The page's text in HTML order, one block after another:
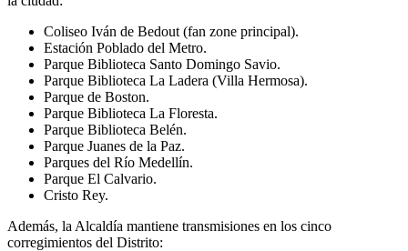
Coliseo Iván de Bedout (fan zone principal).
Estación Poblado del Metro.
Parque Biblioteca Santo Domingo Savio.
Parque Biblioteca La Ladera (Villa Hermosa).
Parque de Boston.
Parque Biblioteca La Floresta.
Parque Biblioteca Belén.
Parque Juanes de la Paz.
Parques del Río Medellín.
Parque El Calvario.
Cristo Rey.
Además, la Alcaldía mantiene transmisiones en los cinco
corregimientos del Distrito: